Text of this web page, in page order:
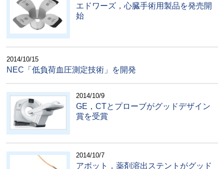
エドワーズ，心臓手術用製品を発売開
始
2014/10/15
NEC「低負荷血圧測定技術」を開発
2014/10/9
GE，CTとプローブがグッドデザイン
賞を受賞
2014/10/7
アボット，薬剤溶出ステントがグッド